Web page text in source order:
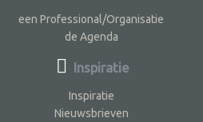
een Professional/Organisatie
de Agenda
Inspiratie
Inspiratie
Nieuwsbrieven